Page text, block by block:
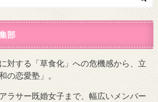
部
対する「草食化」への危機感から、立
の恋愛塾」。
ラサー既婚女子まで、幅広いメンバー